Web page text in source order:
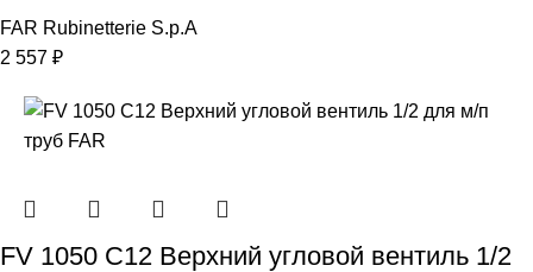
FAR Rubinetterie S.p.A
2 557 ₽
FV 1050 C12 Верхний угловой вентиль 1/2